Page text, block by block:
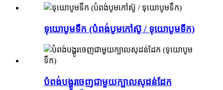
ទុយោបូមទឹក (បំពង់បូមកៅស៊ូ / ទុយោបូមទឹក)
បំពង់បង្ហូរចេញជាមួយក្បាលសុដន់ដែក